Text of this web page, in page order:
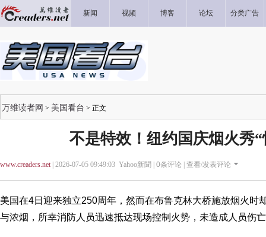
新闻 视频 博客 论坛 分类广告
万维读者网 > 美国看台 > 正文
不是特效！纽约国庆烟火秀
www.creaders.net| 2026-07-05 09:49:03 Yahoo新聞 | 0条评论 | 查看/发表评论
美国在4日迎来独立250周年，然而在布鲁克林大桥施放烟火时
与浓烟，所幸消防人员迅速抵达现场控制火势，未造成人员伤